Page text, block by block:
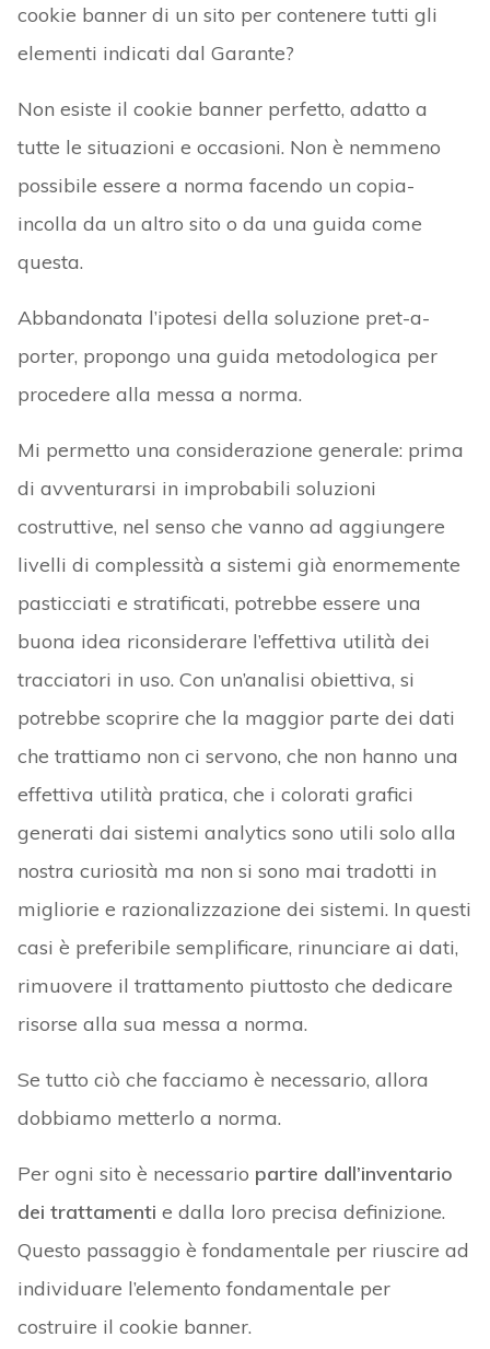
cookie banner di un sito per contenere tutti gli
elementi indicati dal Garante?
Non esiste il cookie banner perfetto, adatto a
tutte le situazioni e occasioni. Non è nemmeno
possibile essere a norma facendo un copia-
incolla da un altro sito o da una guida come
questa.
Abbandonata l’ipotesi della soluzione pret-a-
porter, propongo una guida metodologica per
procedere alla messa a norma.
Mi permetto una considerazione generale: prima
di avventurarsi in improbabili soluzioni
costruttive, nel senso che vanno ad aggiungere
livelli di complessità a sistemi già enormemente
pasticciati e stratificati, potrebbe essere una
buona idea riconsiderare l’effettiva utilità dei
tracciatori in uso. Con un’analisi obiettiva, si
potrebbe scoprire che la maggior parte dei dati
che trattiamo non ci servono, che non hanno una
effettiva utilità pratica, che i colorati grafici
generati dai sistemi analytics sono utili solo alla
nostra curiosità ma non si sono mai tradotti in
migliorie e razionalizzazione dei sistemi. In questi
casi è preferibile semplificare, rinunciare ai dati,
rimuovere il trattamento piuttosto che dedicare
risorse alla sua messa a norma.
Se tutto ciò che facciamo è necessario, allora
dobbiamo metterlo a norma.
Per ogni sito è necessario partire dall’inventario
dei trattamenti e dalla loro precisa definizione.
Questo passaggio è fondamentale per riuscire ad
individuare l’elemento fondamentale per
costruire il cookie banner.